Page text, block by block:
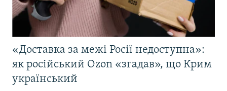
«Доставка за межі Росії недоступна»:
як російський Ozon «згадав», що Крим
український